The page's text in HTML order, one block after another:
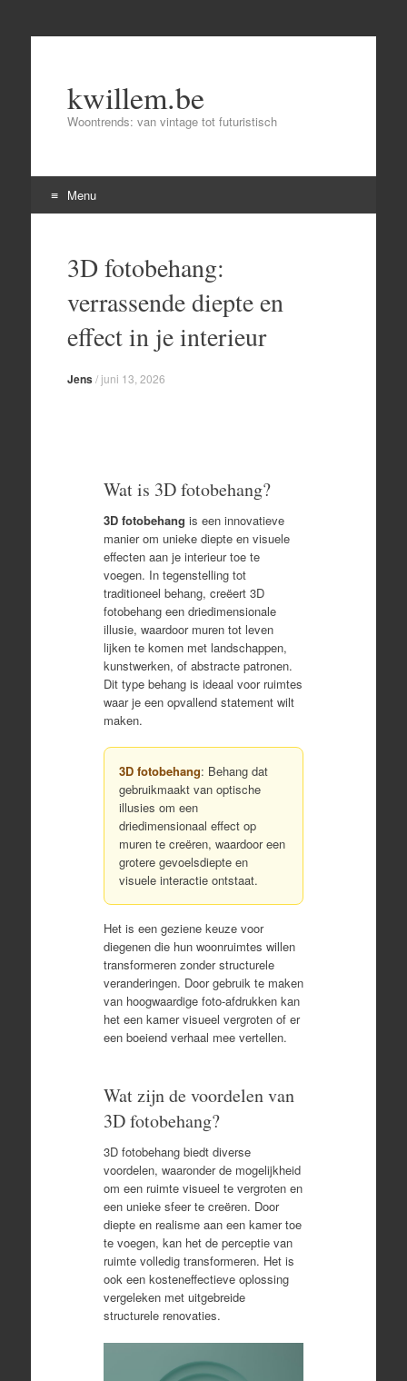
kwillem.be
Woontrends: van vintage tot futuristisch
Menu
content3D fotobehang:
verrassende diepte en
effect in je interieur
Jens/juni 13, 2026
Wat is 3D fotobehang?
3D fotobehang is een innovatieve
manier om unieke diepte en visuele
effecten aan je interieur toe te
voegen. In tegenstelling tot
traditioneel behang, creëert 3D
fotobehang een driedimensionale
illusie, waardoor muren tot leven
lijken te komen met landschappen,
kunstwerken, of abstracte patronen.
Dit type behang is ideaal voor ruimtes
waar je een opvallend statement wilt
maken.
3D fotobehang: Behang dat
gebruikmaakt van optische
illusies om een
driedimensionaal effect op
muren te creëren, waardoor een
grotere gevoelsdiepte en
visuele interactie ontstaat.
Het is een geziene keuze voor
diegenen die hun woonruimtes willen
transformeren zonder structurele
veranderingen. Door gebruik te maken
van hoogwaardige foto-afdrukken kan
het een kamer visueel vergroten of er
een boeiend verhaal mee vertellen.
Wat zijn de voordelen van
3D fotobehang?
3D fotobehang biedt diverse
voordelen, waaronder de mogelijkheid
om een ruimte visueel te vergroten en
een unieke sfeer te creëren. Door
diepte en realisme aan een kamer toe
te voegen, kan het de perceptie van
ruimte volledig transformeren. Het is
ook een kosteneffectieve oplossing
vergeleken met uitgebreide
structurele renovaties.